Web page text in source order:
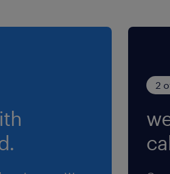
実働8時間00分・休憩60分）
実働8時間00分・休憩60分）
実働4時間45分・休憩0分）
2